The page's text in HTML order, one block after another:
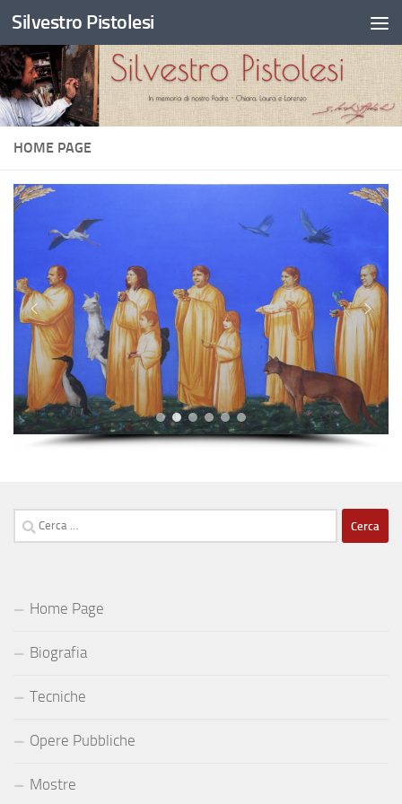
Salta al contenuto
Silvestro Pistolesi
HOME PAGE
Ricerca
per:
Home Page
Biografia
Tecniche
Opere Pubbliche
Mostre